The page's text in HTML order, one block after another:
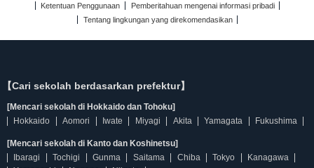
Ketentuan Penggunaan
Pemberitahuan mengenai informasi pribadi
Tentang lingkungan yang direkomendasikan
【Cari sekolah berdasarkan prefektur】
[Mencari sekolah di Hokkaido dan Tohoku]
Hokkaido
Aomori Iwate Miyagi Akita Yamagata Fukushima
[Mencari sekolah di Kanto dan Koshinetsu]
Ibaragi
Tochigi Gunma Saitama Chiba Tokyo
Kanagawa